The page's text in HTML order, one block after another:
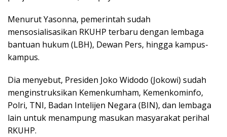
Menurut Yasonna, pemerintah sudah
mensosialisasikan RKUHP terbaru dengan lembaga
bantuan hukum (LBH), Dewan Pers, hingga kampus-
kampus.
Dia menyebut, Presiden Joko Widodo (Jokowi) sudah
menginstruksikan Kemenkumham, Kemenkominfo,
Polri, TNI, Badan Intelijen Negara (BIN), dan lembaga
lain untuk menampung masukan masyarakat perihal
RKUHP.